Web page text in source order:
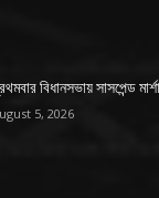
বিধানসভায় সাসপেন্ড
5, 2026